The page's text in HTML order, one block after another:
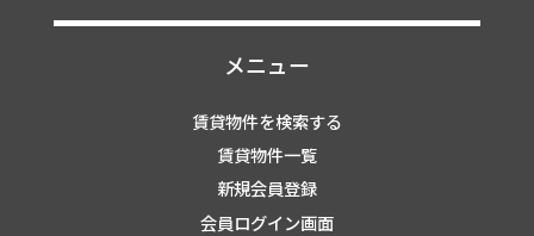
メニュー
賃貸物件を検索する
賃貸物件一覧
新規会員登録
会員ログイン画面